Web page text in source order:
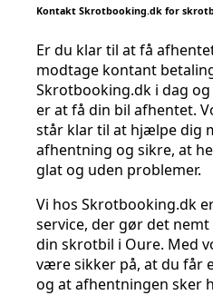
Kontakt Skrotbooking.dk for
Er du klar til at få
modtage kontant
Skrotbooking.dk i dag
er at få din bil afhentet.
står klar til at hjælpe dig
afhentning og sikre, at
glat og uden problemer.
Vi hos Skrotbooking.dk
service, der gør det
din skrotbil i Oure. Med
være sikker på, at du får
og at afhentningen sker